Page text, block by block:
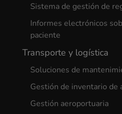
Sistema de gestión de
Informes electrónicos
paciente
Transporte y logística
Soluciones de
Gestión de inventario de
Gestión aeroportuaria